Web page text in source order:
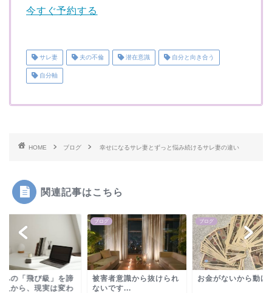
今すぐ予約する
サレ妻 夫の不倫 潜在意識 自分と向き合う
自分軸
HOME ブログ 幸せになるサレ妻とずっと悩み続けるサレ妻の違い
関連記事はこちら
への「飛び級」を諦
人から、現実は変わ
ブログ
被害者意識から抜けられ
ないです...
ブログ
お金がないから動け